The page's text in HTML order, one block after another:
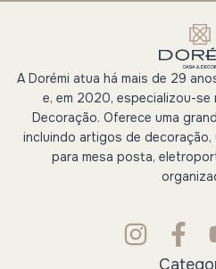
A Dorémi atua há mais de 29
e, em 2020, especializou-se
Decoração. Oferece uma
incluindo artigos de
para mesa posta,